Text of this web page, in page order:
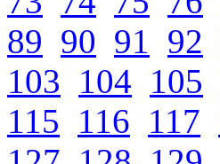
89 90 91 92
103 104 105
115 116 117